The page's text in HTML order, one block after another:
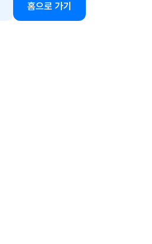
홈으로 가기